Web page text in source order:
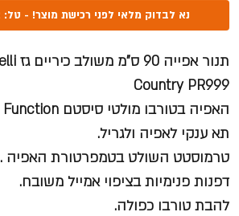
נא לבדוק מלאי לפני רכישת מוצר! - טל: 072-250-8882
Country PR999
האפיה בטורבו מולטי סיסטם Multy- Function.
תא ענקי לאפיה ולגריל.
טרמוסטט השולט בטמפרטורת האפיה .
דפנות פנימיות בציפוי אמייל משובח.
להבת טורבו כפולה.